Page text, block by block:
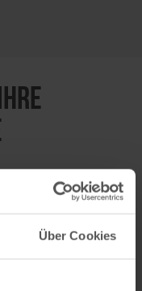
Über Cookies